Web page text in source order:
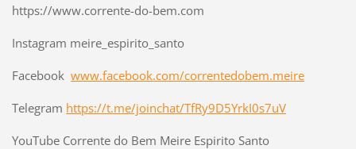
https://www.corrente-do-bem.com
Instagram meire_espirito_santo
Facebook www.facebook.com/correntedobem.meire
Telegram https://t.me/joinchat/TfRy9D5YrkI0s7uV
YouTube Corrente do Bem Meire Espirito Santo